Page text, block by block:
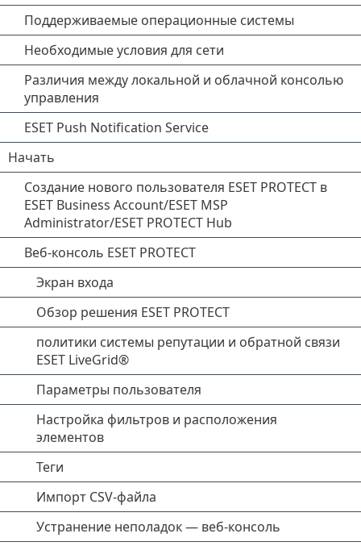
Поддерживаемые операционные системы
Необходимые условия для сети
Различия между локальной и облачной консолью
управления
ESET Push Notification Service
Начать
Создание нового пользователя ESET PROTECT в
ESET Business Account/ESET MSP
Administrator/ESET PROTECT Hub
Веб-консоль ESET PROTECT
Экран входа
Обзор решения ESET PROTECT
политики системы репутации и обратной связи
ESET LiveGrid®
Параметры пользователя
Настройка фильтров и расположения
элементов
Теги
Импорт CSV-файла
Устранение неполадок — веб-консоль